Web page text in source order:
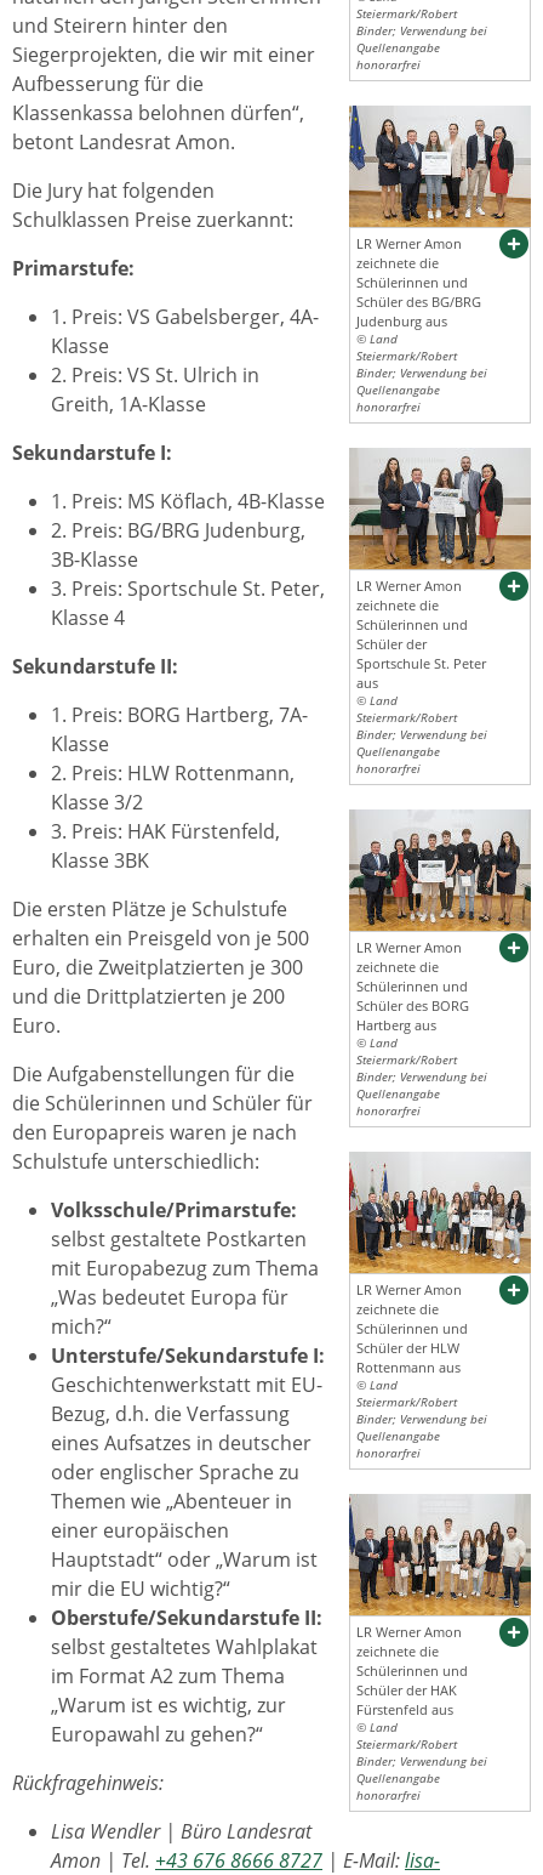
Steiermark/Robert
Binder; Verwendung bei
Quellenangabe
honorarfrei
LR Werner Amon
zeichnete die
Schülerinnen und
Schüler des BG/BRG
Judenburg aus
© Land
Steiermark/Robert
Binder; Verwendung bei
Quellenangabe
honorarfrei
LR Werner Amon
zeichnete die
Schülerinnen und
Schüler der
Sportschule St. Peter
aus
© Land
Steiermark/Robert
Binder; Verwendung bei
Quellenangabe
honorarfrei
LR Werner Amon
zeichnete die
Schülerinnen und
Schüler des BORG
Hartberg aus
© Land
Steiermark/Robert
Binder; Verwendung bei
Quellenangabe
honorarfrei
LR Werner Amon
zeichnete die
Schülerinnen und
Schüler der HLW
Rottenmann aus
© Land
Steiermark/Robert
Binder; Verwendung bei
Quellenangabe
honorarfrei
LR Werner Amon
zeichnete die
Schülerinnen und
Schüler der HAK
Fürstenfeld aus
© Land
Steiermark/Robert
Binder; Verwendung bei
Quellenangabe
honorarfrei
und Steirern hinter den
Siegerprojekten, die wir mit einer
Aufbesserung für die
Klassenkassa belohnen dürfen“,
betont Landesrat Amon.
Die Jury hat folgenden
Schulklassen Preise zuerkannt:
Primarstufe:
1. Preis: VS Gabelsberger, 4A-
Klasse
2. Preis: VS St. Ulrich in
Greith, 1A-Klasse
Sekundarstufe I:
1. Preis: MS Köflach, 4B-Klasse
2. Preis: BG/BRG Judenburg,
3B-Klasse
3. Preis: Sportschule St. Peter,
Klasse 4
Sekundarstufe II:
1. Preis: BORG Hartberg, 7A-
Klasse
2. Preis: HLW Rottenmann,
Klasse 3/2
3. Preis: HAK Fürstenfeld,
Klasse 3BK
Die ersten Plätze je Schulstufe
erhalten ein Preisgeld von je 500
Euro, die Zweitplatzierten je 300
und die Drittplatzierten je 200
Euro.
Die Aufgabenstellungen für die
die Schülerinnen und Schüler für
den Europapreis waren je nach
Schulstufe unterschiedlich:
Volksschule/Primarstufe:
selbst gestaltete Postkarten
mit Europabezug zum Thema
„Was bedeutet Europa für
mich?“
Unterstufe/Sekundarstufe I:
Geschichtenwerkstatt mit EU-
Bezug, d.h. die Verfassung
eines Aufsatzes in deutscher
oder englischer Sprache zu
Themen wie „Abenteuer in
einer europäischen
Hauptstadt“ oder „Warum ist
mir die EU wichtig?“
Oberstufe/Sekundarstufe II:
selbst gestaltetes Wahlplakat
im Format A2 zum Thema
„Warum ist es wichtig, zur
Europawahl zu gehen?“
Rückfragehinweis:
Lisa Wendler | Büro Landesrat
Amon | Tel. +43 676 8666 8727 | E-Mail:lisa-